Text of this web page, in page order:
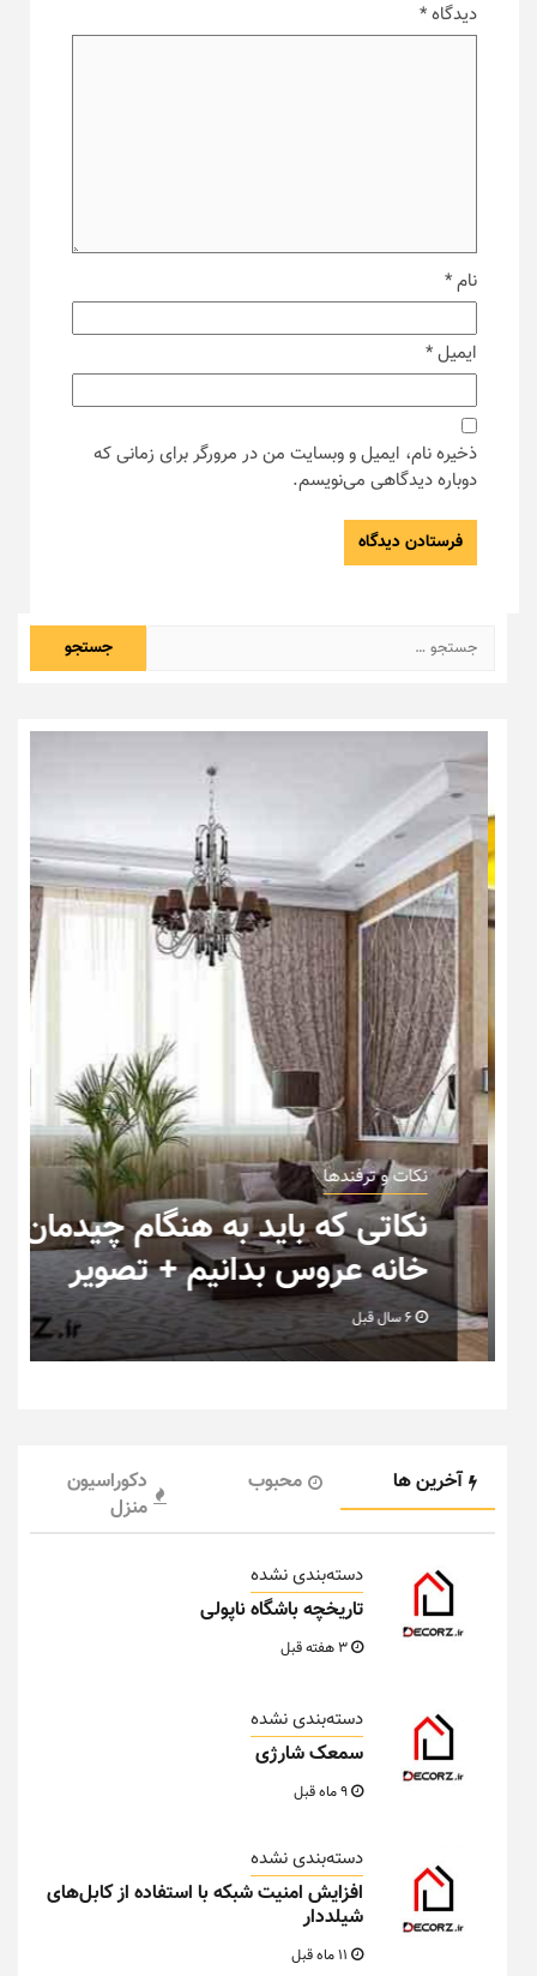
دیدگاه*
نام*
ایمیل*
ذخیره نام، ایمیل و وبسایت من در مرورگر برای زمانی که
دوباره دیدگاهی می‌نویسم.
جستجو
برای:
نکات و ترفندها
نکاتی که باید به هنگام چیدمان
خانه عروس بدانیم + تصویر
6 سال قبل
آخرین ها محبوب
دکوراسیون
منزل
دسته‌بندی نشده
تاریخچه باشگاه ناپولی
دسته‌بندی نشده
سمعک شارژی
دسته‌بندی نشده
افزایش امنیت شبکه با استفاده از کابل‌های
شیلددار